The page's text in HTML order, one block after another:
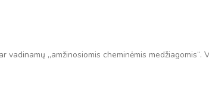
„amžinosiomis cheminėmis